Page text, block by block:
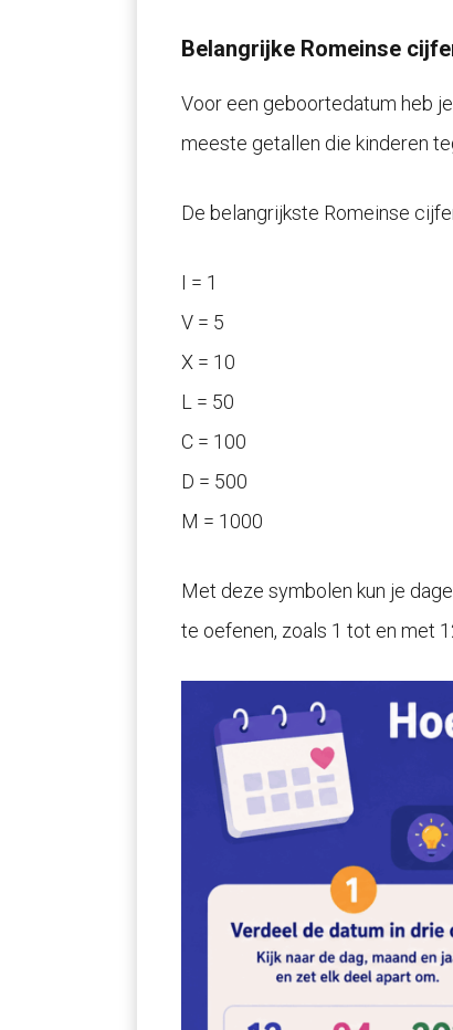
Belangrijke Romeinse
Voor een geboortedatum heb
meeste getallen die kinderen
De belangrijkste Romeinse
I = 1
V = 5
X = 10
L = 50
C = 100
D = 500
M = 1000
Met deze symbolen kun je
te oefenen, zoals 1 tot en met